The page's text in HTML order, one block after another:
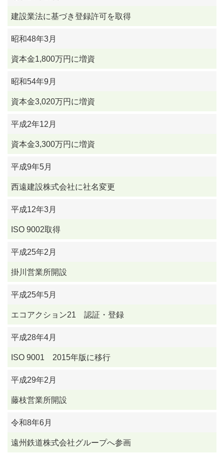
建設業法に基づき登録許可を取得
昭和48年3月
資本金1,800万円に増資
昭和54年9月
資本金3,020万円に増資
平成2年12月
資本金3,300万円に増資
平成9年5月
西遠建設株式会社に社名変更
平成12年3月
ISO 9002取得
平成25年2月
掛川営業所開設
平成25年5月
エコアクション21 認証・登録
平成28年4月
ISO 9001 2015年版に移行
平成29年2月
藤枝営業所開設
令和8年6月
遠州鉄道株式会社グループへ参画